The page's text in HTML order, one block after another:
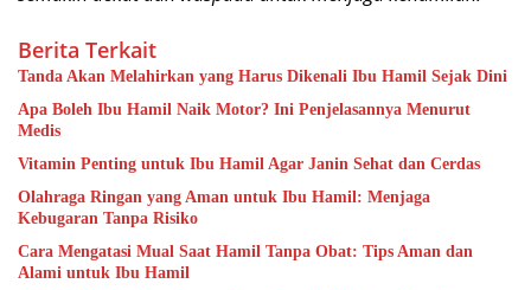
Berita Terkait
Tanda Akan Melahirkan yang Harus Dikenali Ibu Hamil Sejak Dini
Apa Boleh Ibu Hamil Naik Motor? Ini Penjelasannya Menurut
Medis
Vitamin Penting untuk Ibu Hamil Agar Janin Sehat dan Cerdas
Olahraga Ringan yang Aman untuk Ibu Hamil: Menjaga
Kebugaran Tanpa Risiko
Cara Mengatasi Mual Saat Hamil Tanpa Obat: Tips Aman dan
Alami untuk Ibu Hamil